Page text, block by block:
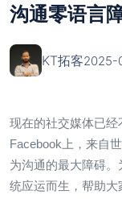
沟通零语言
KT拓客2025-
现在的社交媒体已
Facebook上，来自
为沟通的最大障碍。
统应运而生，帮助